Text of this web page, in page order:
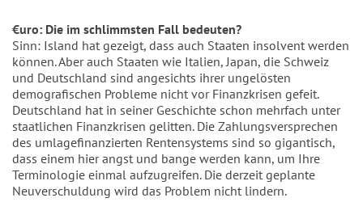
€uro: Die im schlimmsten Fall bedeuten?
Sinn: Island hat gezeigt, dass auch Staaten insolvent werden
können. Aber auch Staaten wie Italien, Japan, die Schweiz
und Deutschland sind angesichts ihrer ungelösten
demografischen Probleme nicht vor Finanzkrisen gefeit.
Deutschland hat in seiner Geschichte schon mehrfach unter
staatlichen Finanzkrisen gelitten. Die Zahlungsversprechen
des umlagefinanzierten Rentensystems sind so gigantisch,
dass einem hier angst und bange werden kann, um Ihre
Terminologie einmal aufzugreifen. Die derzeit geplante
Neuverschuldung wird das Problem nicht lindern.